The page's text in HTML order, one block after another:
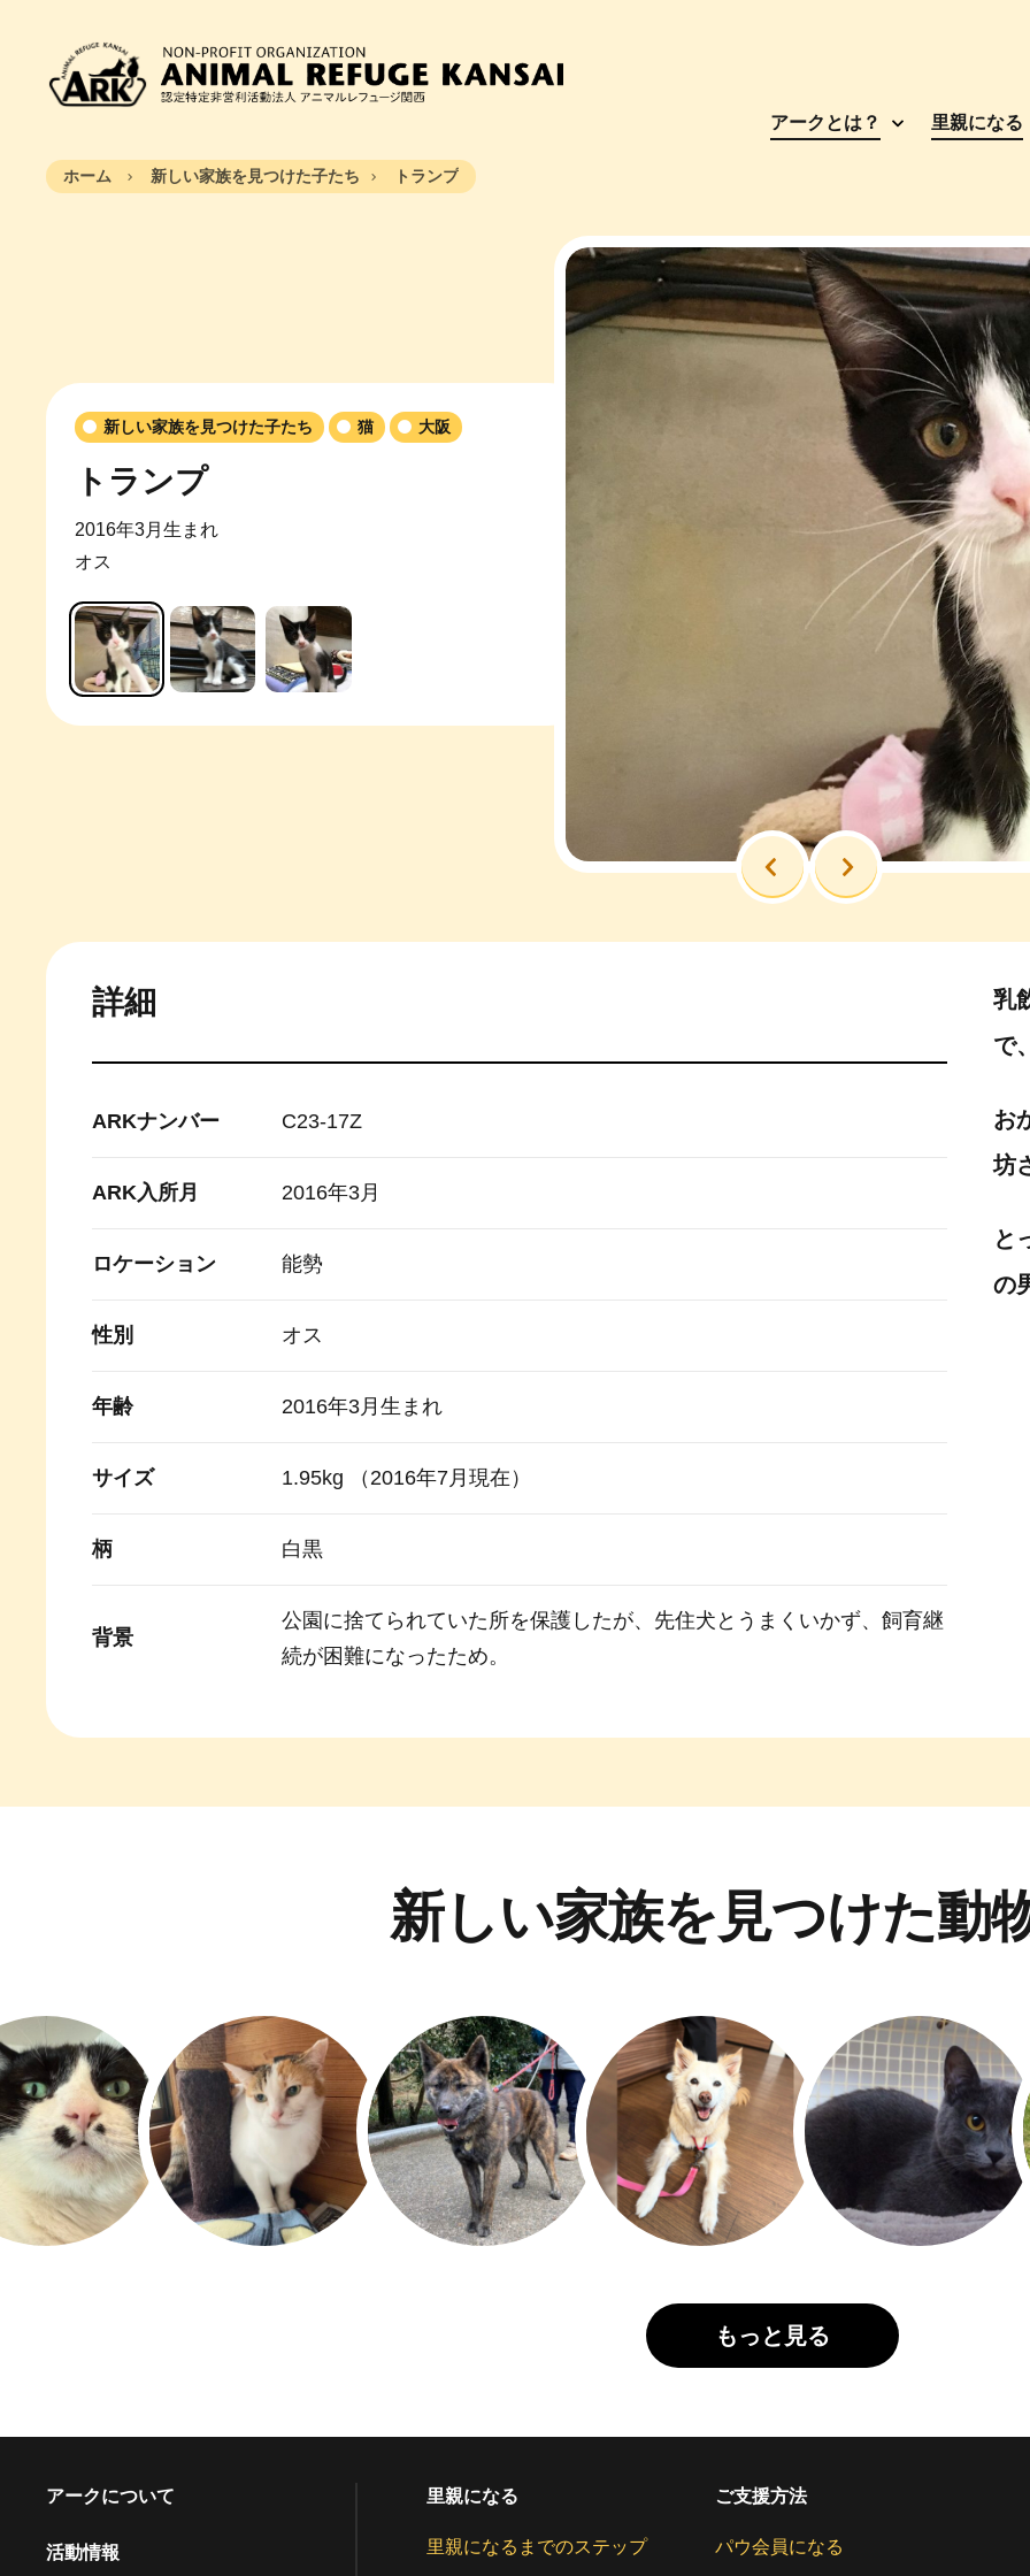
アークとは？ 里親になる
ホーム 新しい家族を見つけた子たち トランプ
新しい家族を見つけた子たち 猫 大阪
トランプ
2016年3月生まれ
オス
前へ 次へ
詳細
ARKナンバー C23-17Z
ARK入所月 2016年3月
ロケーション 能勢
性別 オス
年齢 2016年3月生まれ
サイズ 1.95kg （2016年7月現在）
柄 白黒
背景
公園に捨てられていた所を保護したが、先住犬とうまくいかず、飼育継
続が困難になったため。
乳
で
お
坊
と
の
新しい家族を見つけた動
もっと見る
アークについて
活動情報
里親になる
里親になるまでのステップ
ご支援方法
パウ会員になる